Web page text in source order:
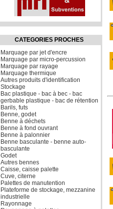
CATEGORIES PROCHES
Marquage par jet d'encre
Marquage par micro-percussion
Marquage par rayage
Marquage thermique
Autres produits d'identification
Stockage
Bac plastique - bac à bec - bac
gerbable plastique - bac de rétention
Barils, futs
Benne, godet
Benne à déchets
Benne à fond ouvrant
Benne à palonnier
Benne basculante - benne auto-
basculante
Godet
Autres bennes
Caisse, caisse palette
Cuve, citerne
Palettes de manutention
Plateforme de stockage, mezzanine
industrielle
Rayonnage